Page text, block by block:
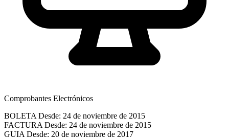
Comprobantes Electrónicos
BOLETA Desde: 24 de noviembre de 2015
FACTURA Desde: 24 de noviembre de 2015
GUIA Desde: 20 de noviembre de 2017